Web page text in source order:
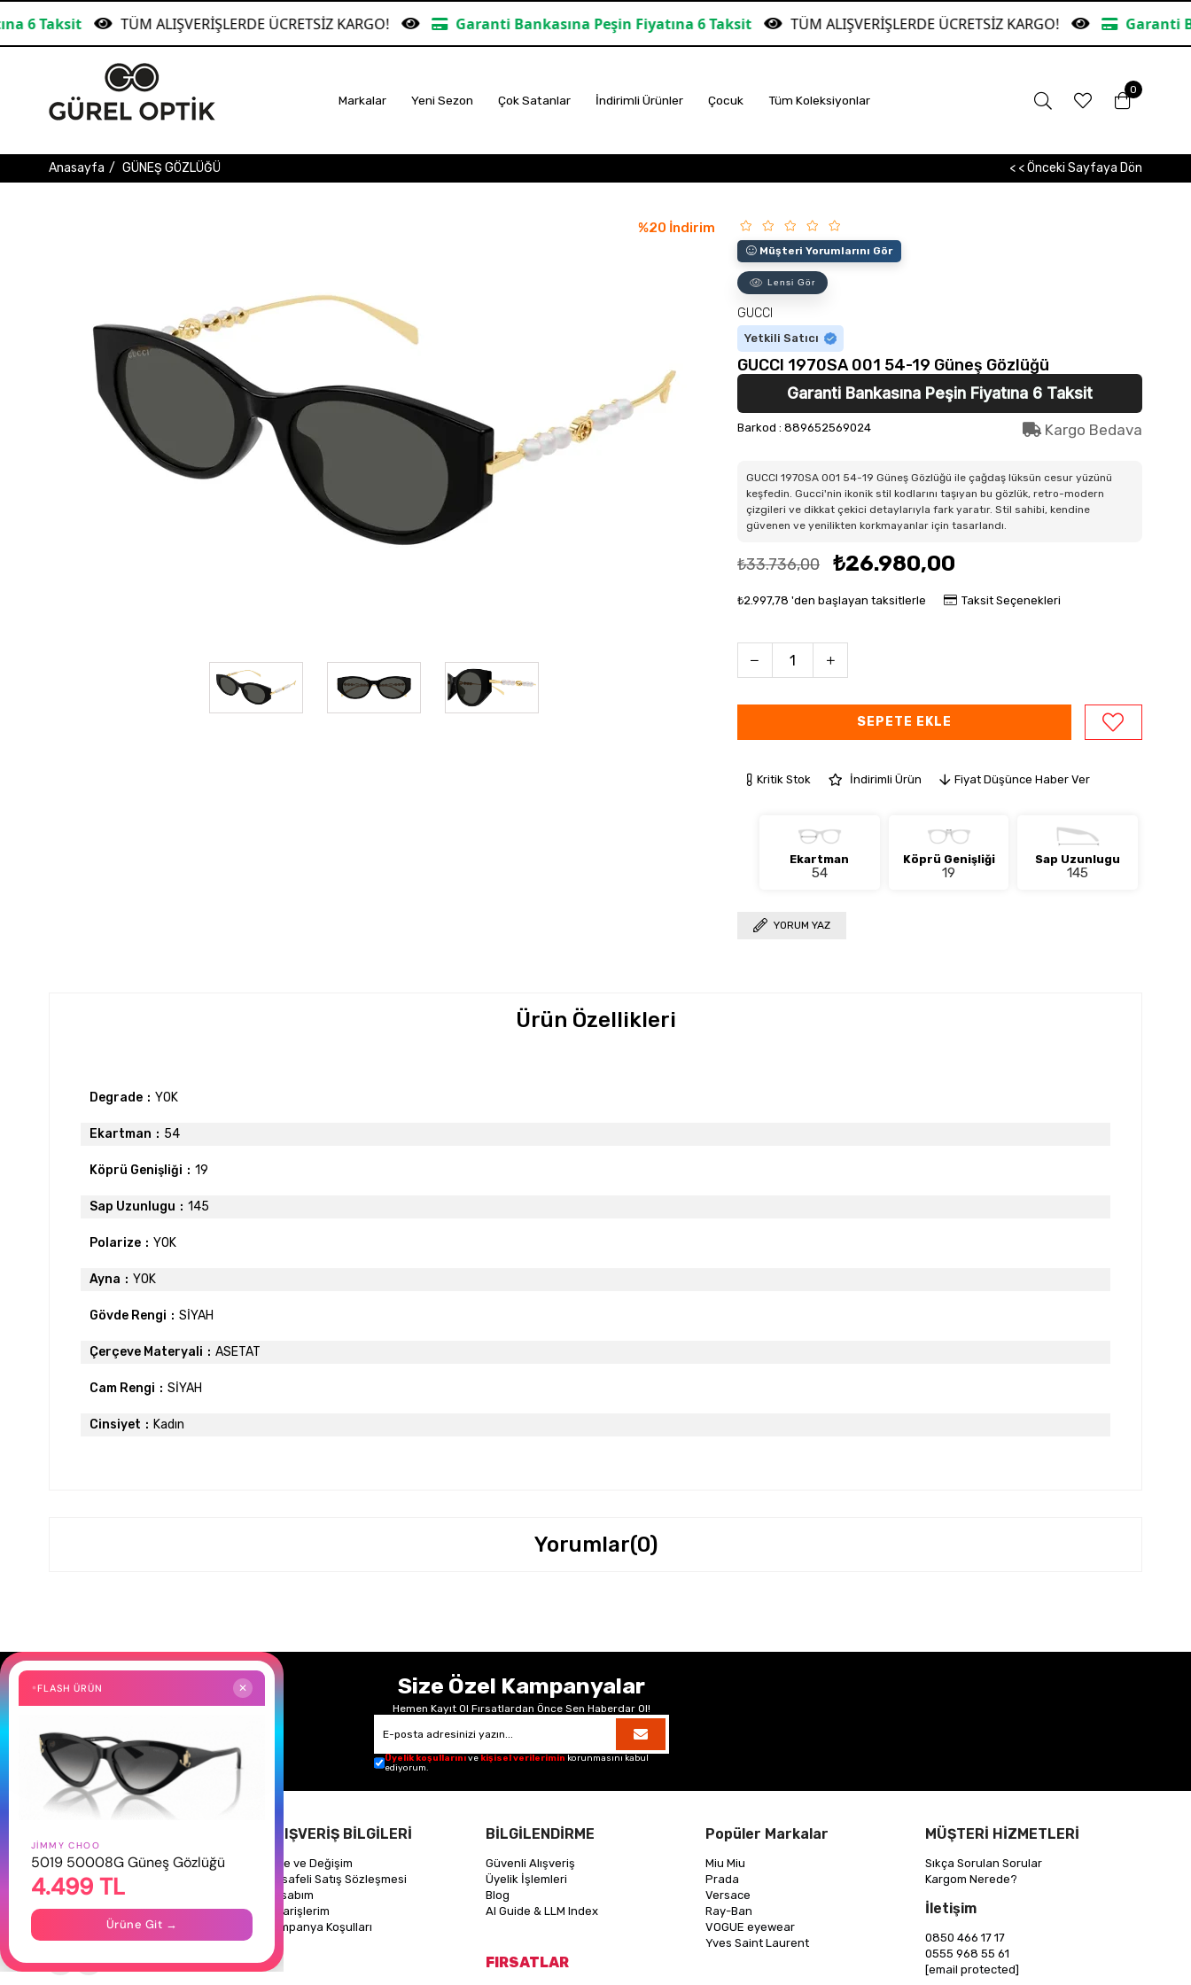
TÜM ALIŞVERİŞLERDE ÜCRETSİZ KARGO! Garanti Bankasına Peşin Fiyatına 6 Taksit TÜM ALIŞVERİŞLERDE ÜCRETSİZ KARGO! Garanti Bankasına
Markalar Yeni Sezon Çok Satanlar İndirimli Ürünler Çocuk Tüm Koleksiyonlar
0
Anasayfa GÜNEŞ GÖZLÜĞÜ < < Önceki Sayfaya Dön
%20 İndirim
Müşteri Yorumlarını Gör
Lensi Gör
GUCCI
Yetkili Satıcı
GUCCI 1970SA 001 54-19 Güneş Gözlüğü
Garanti Bankasına Peşin Fiyatına 6 Taksit
Barkod : 889652569024 Kargo Bedava
GUCCI 1970SA 001 54-19 Güneş Gözlüğü ile çağdaş lüksün cesur yüzünü
keşfedin. Gucci'nin ikonik stil kodlarını taşıyan bu gözlük, retro-modern
çizgileri ve dikkat çekici detaylarıyla fark yaratır. Stil sahibi, kendine
güvenen ve yenilikten korkmayanlar için tasarlandı.
₺33.736,00 ₺26.980,00
₺2.997,78 'den başlayan taksitlerle Taksit Seçenekleri
Kritik Stok İndirimli Ürün Fiyat Düşünce Haber Ver
Ekartman
54
Köprü Genişliği
19
Sap Uzunlugu
145
YORUM YAZ
Ürün Özellikleri
Degrade YOK
Ekartman 54
Köprü Genişliği 19
Sap Uzunlugu 145
Polarize YOK
Ayna YOK
Gövde Rengi SİYAH
Çerçeve Materyali ASETAT
Cam Rengi SİYAH
Cinsiyet Kadın
Yorumlar(0)
Size Özel Kampanyalar
Hemen Kayıt Ol Fırsatlardan Önce Sen Haberdar Ol!
Üyelik koşullarınıve kişisel verilerimin korunmasını kabul
ediyorum.
Hakkımızda
Gizlilik Politikası
İletişim
Mağazalarımız
Takipte Kal
ALIŞVERİŞ BİLGİLERİ
İade ve Değişim
Mesafeli Satış Sözleşmesi
Hesabım
Siparişlerim
Kampanya Koşulları
BİLGİLENDİRME
Güvenli Alışveriş
Üyelik İşlemleri
Blog
AI Guide & LLM Index
FIRSATLAR
Popüler Markalar
Miu Miu
Prada
Versace
Ray-Ban
VOGUE eyewear
Yves Saint Laurent
MÜŞTERİ HİZMETLERİ
Sıkça Sorulan Sorular
Kargom Nerede?
İletişim
0850 466 17 17
0555 968 55 61
[email protected]
FLASH ÜRÜN ✕
JIMMY CHOO
5019 50008G Güneş Gözlüğü
4.499 TL
Ürüne Git →